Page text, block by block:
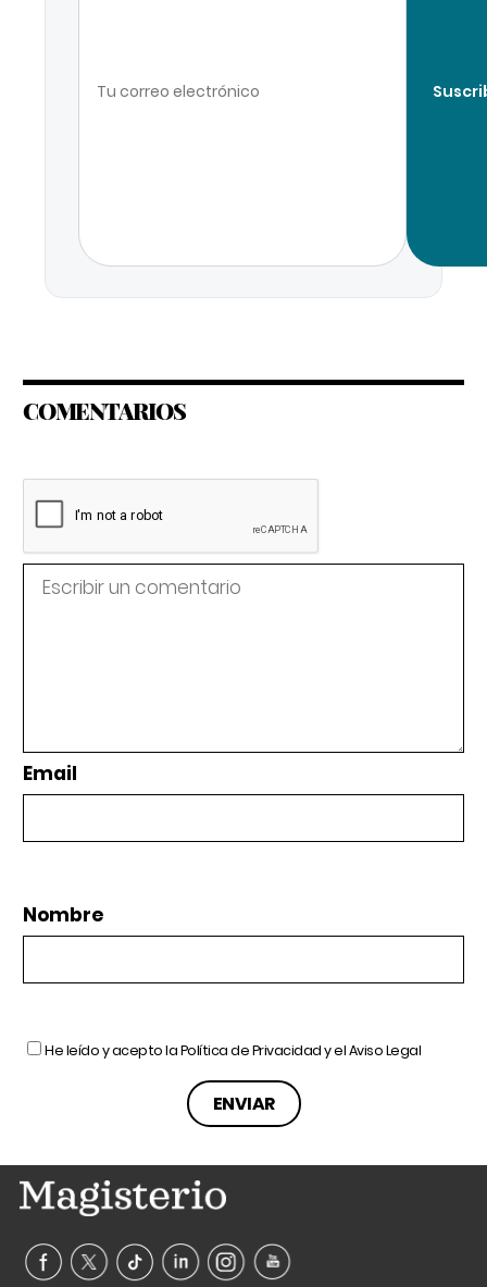
COMENTARIOS
Email
Nombre
He leído y acepto laPolítica de Privacidady elAviso Legal